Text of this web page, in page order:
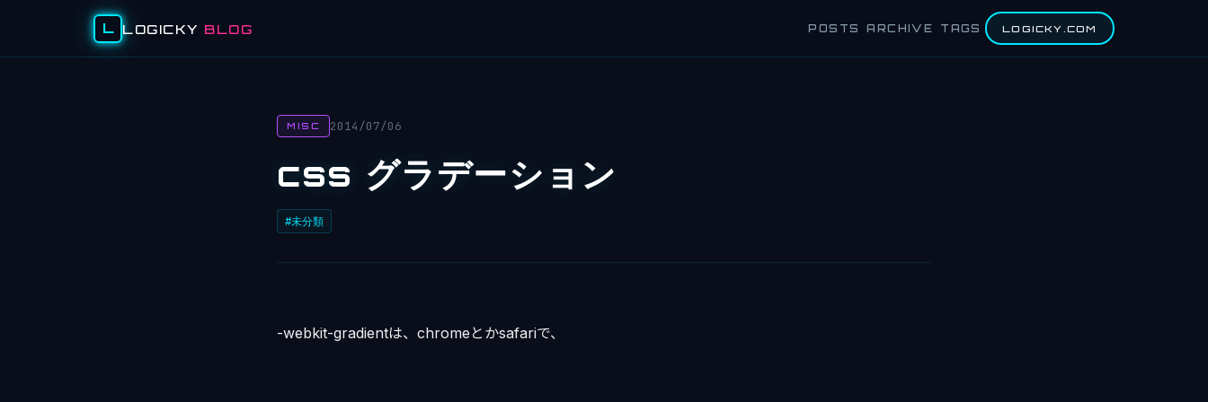
L LOGICKY BLOG POSTS ARCHIVE TAGS LOGICKY.COM
MISC 2014/07/06
css グラデーション
#未分類
-webkit-gradientは、chromeとかsafariで、